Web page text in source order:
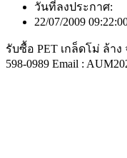
วันที่ลงประกาศ:
22/07/2009
รับซื้อ PET เกล็ดโม่ ล้าง
598-0989 Email :